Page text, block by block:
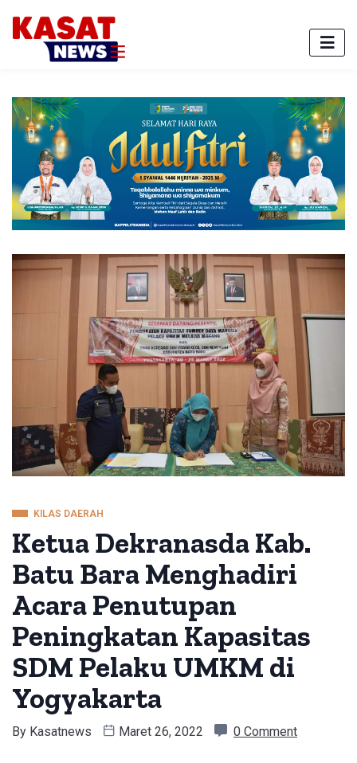
KILAS DAERAH
Ketua Dekranasda Kab.
Batu Bara Menghadiri
Acara Penutupan
Peningkatan Kapasitas
SDM Pelaku UMKM di
Yogyakarta
By Kasatnews Maret 26, 2022 0 Comment